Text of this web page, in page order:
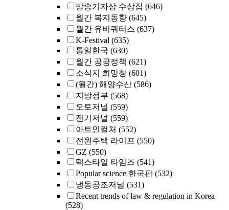
방송기자상 수상집 (646)
월간 복지동향 (645)
월간 유비쿼터스 (637)
K-Festival (635)
통일한국 (630)
월간 공공정책 (621)
소식지 희망창 (601)
(월간) 해양수산 (586)
지방정부 (568)
오토저널 (559)
전기저널 (559)
아트인컬처 (552)
전원주택 라이프 (550)
GZ (550)
텍스타일 타임즈 (541)
Popular science 한국판 (532)
냉동공조저널 (531)
Recent trends of law & regulation in Korea
(528)